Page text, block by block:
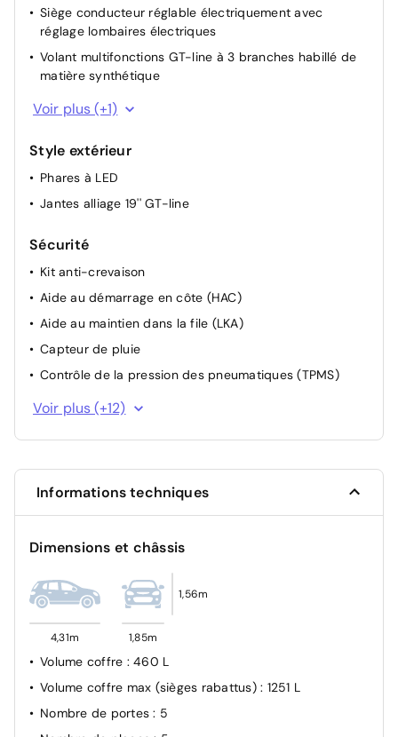
Siège conducteur réglable électriquement avec
réglage lombaires électriques
Volant multifonctions GT-line à 3 branches habillé de
matière synthétique
Banquette AR 3 places rabattable 40/60
Voir plus (+1)
Style extérieur
Phares à LED
Jantes alliage 19'' GT-line
Sécurité
Kit anti-crevaison
Aide au démarrage en côte (HAC)
Aide au maintien dans la file (LKA)
Capteur de pluie
Contrôle de la pression des pneumatiques (TPMS)
Contrôle de traction (TCS)
Autohold
Limiteur de vitesse
régulation de vitesse (ISLA)
Volant chauffant
Vitres et lunette AR surteintées
Système de fixation ISOFIX sur sièges AR latéraux
Caméra de détection de vigilance du conducteur (ICC)
Régulateur de vitesse adaptatif (SCC2) avec fonction
Stop & Go, couplé au système de navigation (NSCC-
C)
Voir plus (+12)
Informations techniques
Dimensions et châssis
4,31m 1,85m
1,56m
Volume coffre : 460 L
Volume coffre max (sièges rabattus) : 1251 L
Nombre de portes: 5